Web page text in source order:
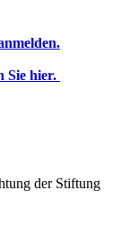
Sie hier.
der Stiftung